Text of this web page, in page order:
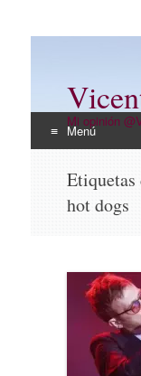
Mi opinión
Menú
contenido
Etiquetas
hot dogs